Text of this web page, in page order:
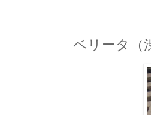
ベリータ（